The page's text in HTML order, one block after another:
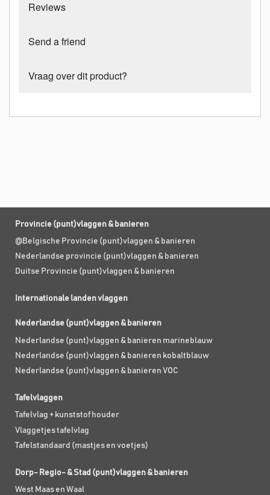
Reviews
Send a friend
Vraag over dit product?
Provincie (punt)vlaggen & banieren
@Belgische Provincie (punt)vlaggen & banieren
Nederlandse provincie (punt)vlaggen & banieren
Duitse Provincie (punt)vlaggen & banieren
Internationale landen vlaggen
Nederlandse (punt)vlaggen & banieren
Nederlandse (punt)vlaggen & banieren marineblauw
Nederlandse (punt)vlaggen & banieren kobaltblauw
Nederlandse (punt)vlaggen & banieren VOC
Tafelvlaggen
Tafelvlag + kunststof houder
Vlaggetjes tafelvlag
Tafelstandaard (mastjes en voetjes)
Dorp- Regio- & Stad (punt)vlaggen & banieren
West Maas en Waal